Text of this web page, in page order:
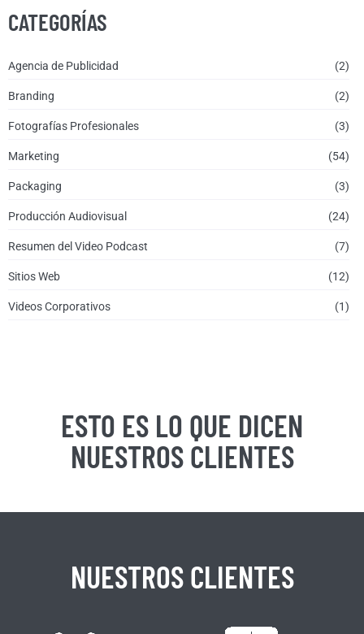
CATEGORÍAS
Agencia de Publicidad (2)
Branding (2)
Fotografías Profesionales (3)
Marketing (54)
Packaging (3)
Producción Audiovisual (24)
Resumen del Video Podcast (7)
Sitios Web (12)
Videos Corporativos (1)
ESTO ES LO QUE DICEN
NUESTROS CLIENTES
NUESTROS CLIENTES